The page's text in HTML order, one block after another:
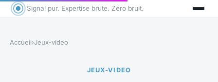
Signal pur. Expertise brute. Zéro bruit.
Accueil›Jeux-video
JEUX-VIDEO